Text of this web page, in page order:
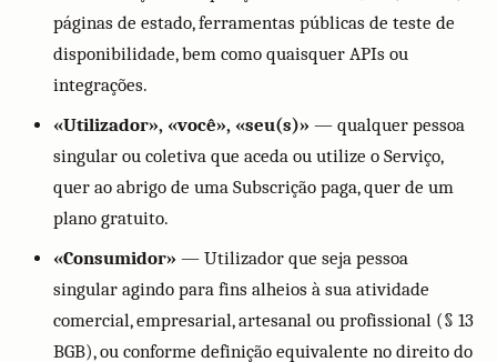
páginas de estado, ferramentas públicas de teste de
disponibilidade, bem como quaisquer APIs ou
integrações.
«Utilizador», «você», «seu(s)» — qualquer pessoa
singular ou coletiva que aceda ou utilize o Serviço,
quer ao abrigo de uma Subscrição paga, quer de um
plano gratuito.
«Consumidor» — Utilizador que seja pessoa
singular agindo para fins alheios à sua atividade
comercial, empresarial, artesanal ou profissional (§ 13
BGB), ou conforme definição equivalente no direito do